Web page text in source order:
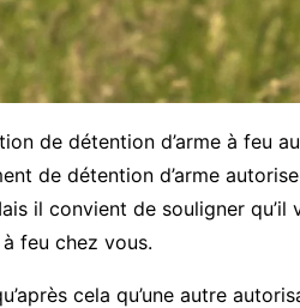
de détention d’arme à feu
de détention d’arme
il convient de souligner
feu chez vous.
cela qu’une autre